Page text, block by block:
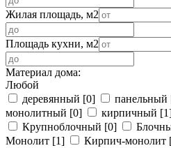
Жилая площадь, м2
Площадь кухни, м2
Материал дома:
Любой
деревянный [0] панельный
монолитный [0] кирпичный
Крупноблочный [0]
Монолит [1] Кирпич-монолит